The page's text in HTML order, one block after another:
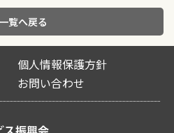
一覧へ戻る
個人情報保護方針
お問い合わせ